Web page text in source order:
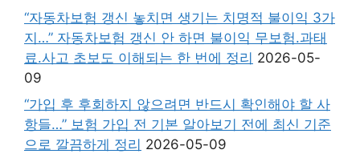
“자동차보험 갱신 놓치면 생기는 치명적 불이익 3가
지…” 자동차보험 갱신 안 하면 불이익 무보험.과태
료.사고 초보도 이해되는 한 번에 정리 2026-05-
09
“가입 후 후회하지 않으려면 반드시 확인해야 할 사
항들…” 보험 가입 전 기본 알아보기 전에 최신 기준
으로 깔끔하게 정리 2026-05-09